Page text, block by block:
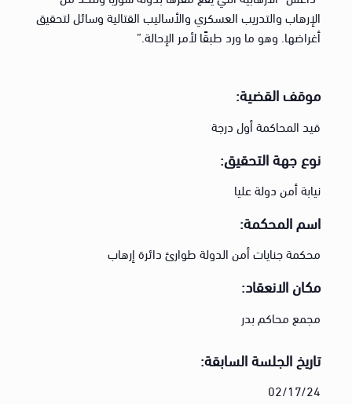
الإرهاب والتدريب العسكري والأساليب القتالية وسائل لتحقيق
أغراضها. وهو ما ورد طبقًا لأمر الإحالة.”
موقف القضية:
قيد المحاكمة أول درجة
نوع جهة التحقيق:
نيابة أمن دولة عليا
اسم المحكمة:
محكمة جنايات أمن الدولة طوارئ دائرة إرهاب
مكان الانعقاد:
مجمع محاكم بدر
تاريخ الجلسة السابقة:
02/17/24